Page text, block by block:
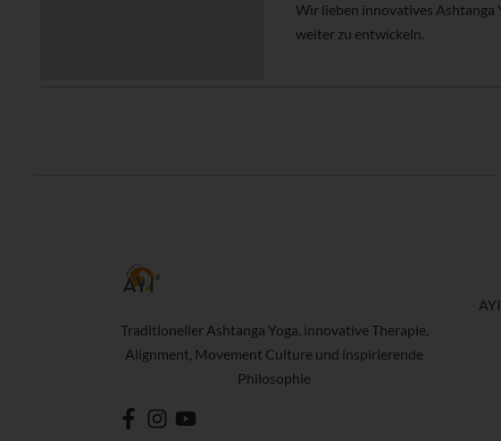
Wir lieben innovatives Ashtanga
weiter zu entwickeln.
Traditioneller Ashtanga Yoga, innovative Therapie,
Alignment, Movement Culture und inspirierende
Philosophie